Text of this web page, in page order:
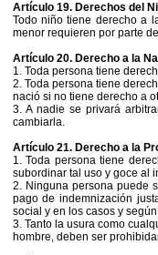
Artículo 19. Derechos del
Todo niño tiene derecho a
menor requieren por parte
Artículo 20. Derecho a la
1. Toda persona tiene
2. Toda persona tiene
nació si no tiene derecho a
3. A nadie se privará
cambiarla.
Artículo 21. Derecho a la
1. Toda persona tiene
subordinar tal uso y goce al
2. Ninguna persona puede
pago de indemnización
social y en los casos y
3. Tanto la usura como
hombre, deben ser